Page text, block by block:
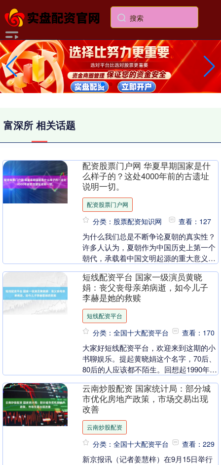
富深所 相关话题
配资股票门户网 华夏早期国家是什
么样子的？这处4000年前的古遗址
说明一切。
配资股票门户网
分类：股票配资知识网 查看：127
为什么我们总是不断争论夏朝的真实性？
许多人认为，夏朝作为中国历史上第一个
朝代，承载着中国文明起源的重大意义配
具有深远的影响。....
短线配资平台 国家一级演员黄晓
娟：丧父丧母亲弟病逝，如今儿子
李赫是她的救赎
短线配资平台
分类：全国十大配资平台 查看：170
大家好短线配资平台，欢迎来到这期的小
书聊娱乐。提起黄晓娟这个名字，70后、
80后的人应该都不陌生。回想起1990年那
亲》，不....
云南炒股配资 国家统计局：部分城
市优化房地产政策，市场交易出现
改善
云南炒股配资
分类：全国十大配资平台 查看：229
新京报讯（记者姜慧梓）在9月15日举行